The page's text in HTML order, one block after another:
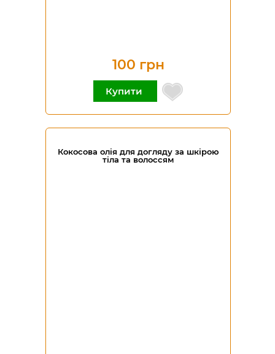
100 грн
Купити
Кокосова олія для догляду за шкірою
тіла та волоссям